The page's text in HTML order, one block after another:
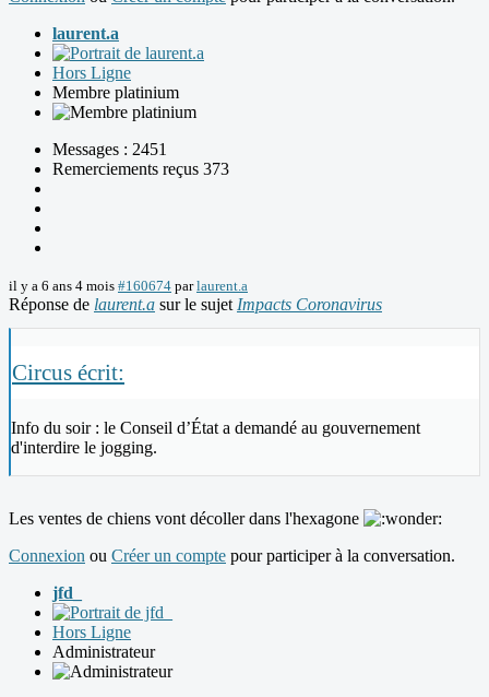
laurent.a
Hors Ligne
Membre platinium
Messages : 2451
Remerciements reçus 373
il y a 6 ans 4 mois #160674 parlaurent.a
Réponse de laurent.a sur le sujet Impacts Coronavirus
Circus écrit:
Info du soir : le Conseil d’État a demandé au gouvernement
d'interdire le jogging.
Les ventes de chiens vont décoller dans l'hexagone
Connexion ou Créer un compte pour participer à la conversation.
jfd_
Hors Ligne
Administrateur